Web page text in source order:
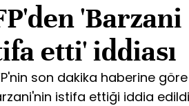
etti' iddiası
son dakika haberine göre
istifa ettiği iddia edildi